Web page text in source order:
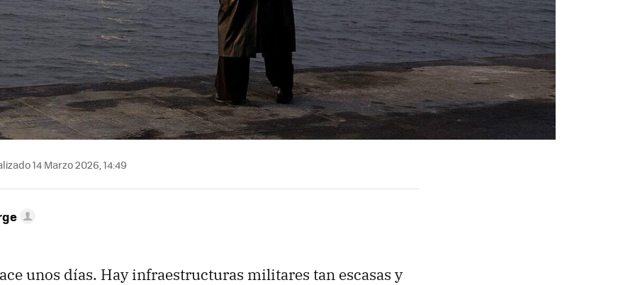
14 Marzo 2026, 14:49
unos días. Hay infraestructuras militares tan escasas y